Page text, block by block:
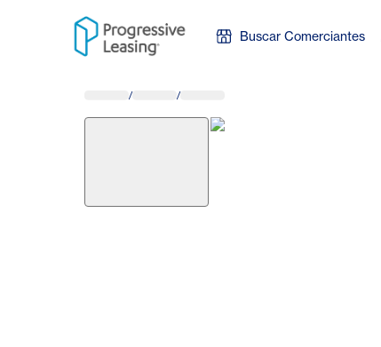
Skip to content
Buscar Comerciantes
/ /